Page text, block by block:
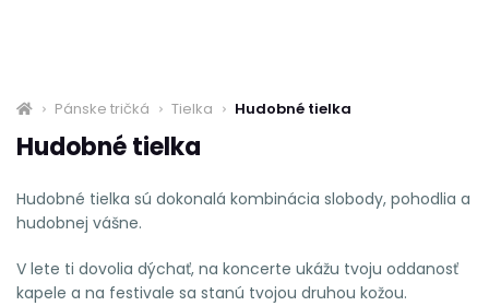
Pánske tričká Tielka Hudobné tielka
Hudobné tielka
Hudobné tielka sú dokonalá kombinácia slobody, pohodlia a
hudobnej vášne.
V lete ti dovolia dýchať, na koncerte ukážu tvoju oddanosť
kapele a na festivale sa stanú tvojou druhou kožou.